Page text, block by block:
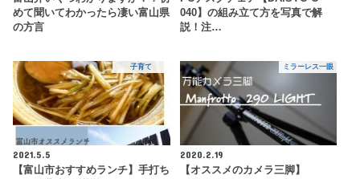
めて聞いてわかったら凄い富山県
の方言
040】の組み立て方を写真で解
説！注…
子育て
2021.5.5
【富山市おすすめランチ】手打ち
ミラーレス一眼
2020.2.19
【オススメのカメラ三脚】